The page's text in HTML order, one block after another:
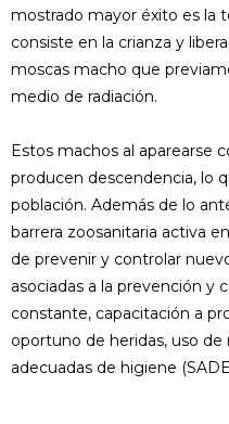
mostrado mayor éxito es la
consiste en la crianza y
moscas macho que
medio de radiación.
Estos machos al aparearse
producen descendencia, lo
población. Además de lo
barrera zoosanitaria activa
de prevenir y controlar
asociadas a la prevención y
constante, capacitación a
oportuno de heridas, uso
adecuadas de higiene